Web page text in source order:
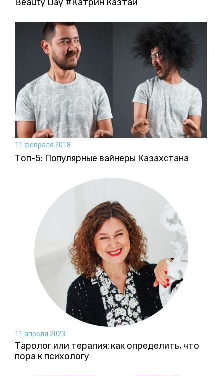
Beauty Day #Катрин Казтай
11 февраля 2018
Топ-5: Популярные вайнеры Казахстана
11 апреля 2023
Таролог или терапия: как определить, что
пора к психологу